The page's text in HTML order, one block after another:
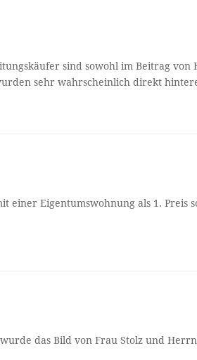
sind sowohl im Beitrag
sehr wahrscheinlich direkt
einer Eigentumswohnung als 1. Preis
das Bild von Frau Stolz und